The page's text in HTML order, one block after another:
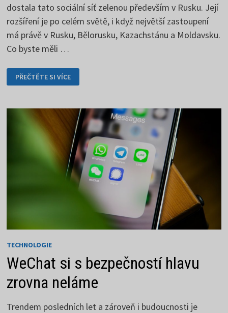
dostala tato sociální síť zelenou především v Rusku. Její
rozšíření je po celém světě, i když největší zastoupení
má právě v Rusku, Bělorusku, Kazachstánu a Moldavsku.
Co byste měli …
VKONTAKTE
–
RUSKÁ
SÍTĚ
PŘEČTĚTE SI VÍCE
TECHNOLOGIE
WeChat si s bezpečností hlavu
zrovna neláme
Trendem posledních let a zároveň i budoucnosti je